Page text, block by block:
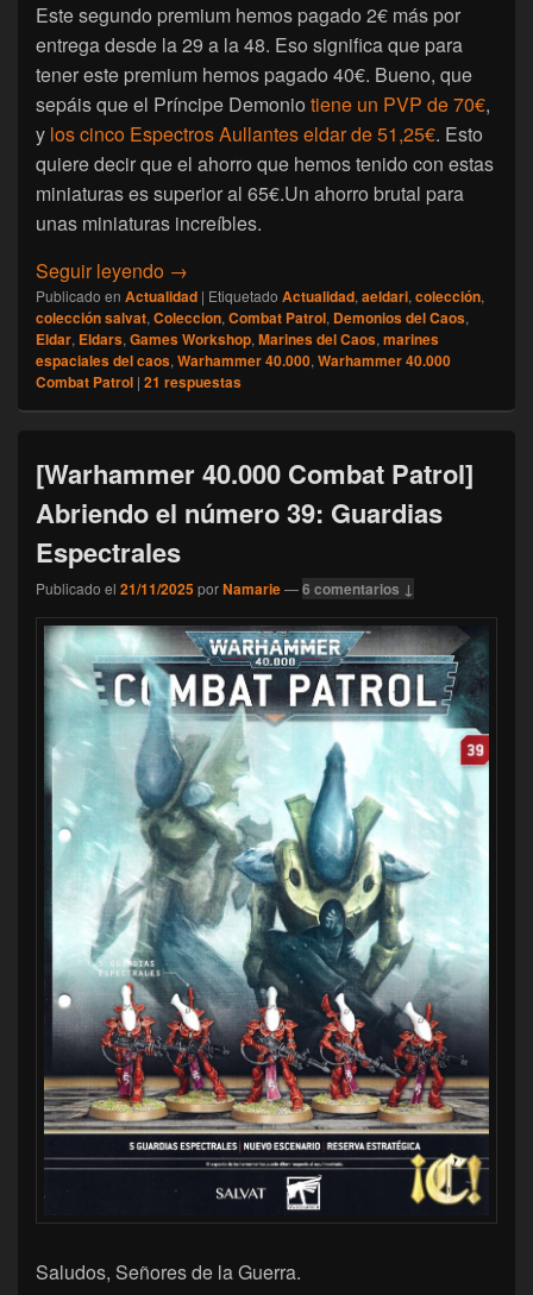
Este segundo premium hemos pagado 2€ más por
entrega desde la 29 a la 48. Eso significa que para
tener este premium hemos pagado 40€. Bueno, que
sepáis que el Príncipe Demonio tiene un PVP de 70€,
y los cinco Espectros Aullantes eldar de 51,25€. Esto
quiere decir que el ahorro que hemos tenido con estas
miniaturas es superior al 65€.Un ahorro brutal para
unas miniaturas increíbles.
Seguir leyendo [Warhammer 40.000 Combat Patrol]
→
Publicado en Actualidad | Etiquetado Actualidad, aeldari, colección,
colección salvat, Coleccion, Combat Patrol, Demonios del Caos,
Eldar, Eldars, Games Workshop, Marines del Caos, marines
espaciales del caos, Warhammer 40.000, Warhammer 40.000
Combat Patrol | 21 respuestas
[Warhammer 40.000 Combat Patrol]
Abriendo el número 39: Guardias
Espectrales
Publicado el 21/11/2025porNamarie—6 comentarios ↓
Saludos, Señores de la Guerra.